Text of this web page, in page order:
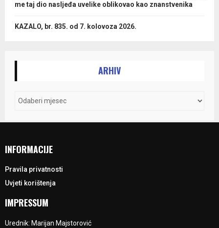
me taj dio nasljeđa uvelike oblikovao kao znanstvenika
KAZALO, br. 835. od 7. kolovoza 2026.
ARHIV
INFORMACIJE
Pravila privatnosti
Uvjeti korištenja
IMPRESSUM
Urednik: Marijan Majstorović